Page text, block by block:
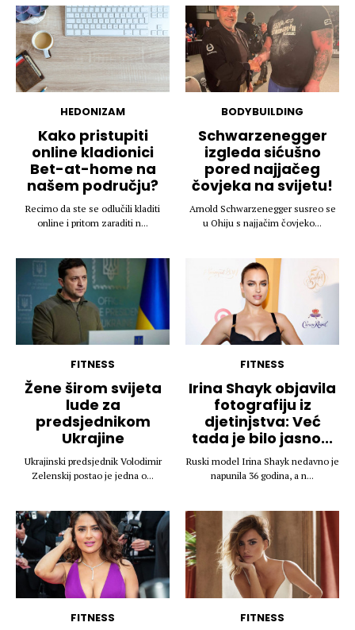
HEDONIZAM
Kako pristupiti
online kladionici
Bet-at-home na
našem području?
Recimo da ste se odlučili kladiti
online i pritom zaraditi n...
BODYBUILDING
Schwarzenegger
izgleda sićušno
pored najjačeg
čovjeka na svijetu!
Arnold Schwarzenegger susreo se
u Ohiju s najjačim čovjeko...
FITNESS
Žene širom svijeta
lude za
predsjednikom
Ukrajine
Ukrajinski predsjednik Volodimir
Zelenskij postao je jedna o...
FITNESS
Irina Shayk objavila
fotografiju iz
djetinjstva: Već
tada je bilo jasno...
Ruski model Irina Shayk nedavno je
napunila 36 godina, a n...
FITNESS FITNESS